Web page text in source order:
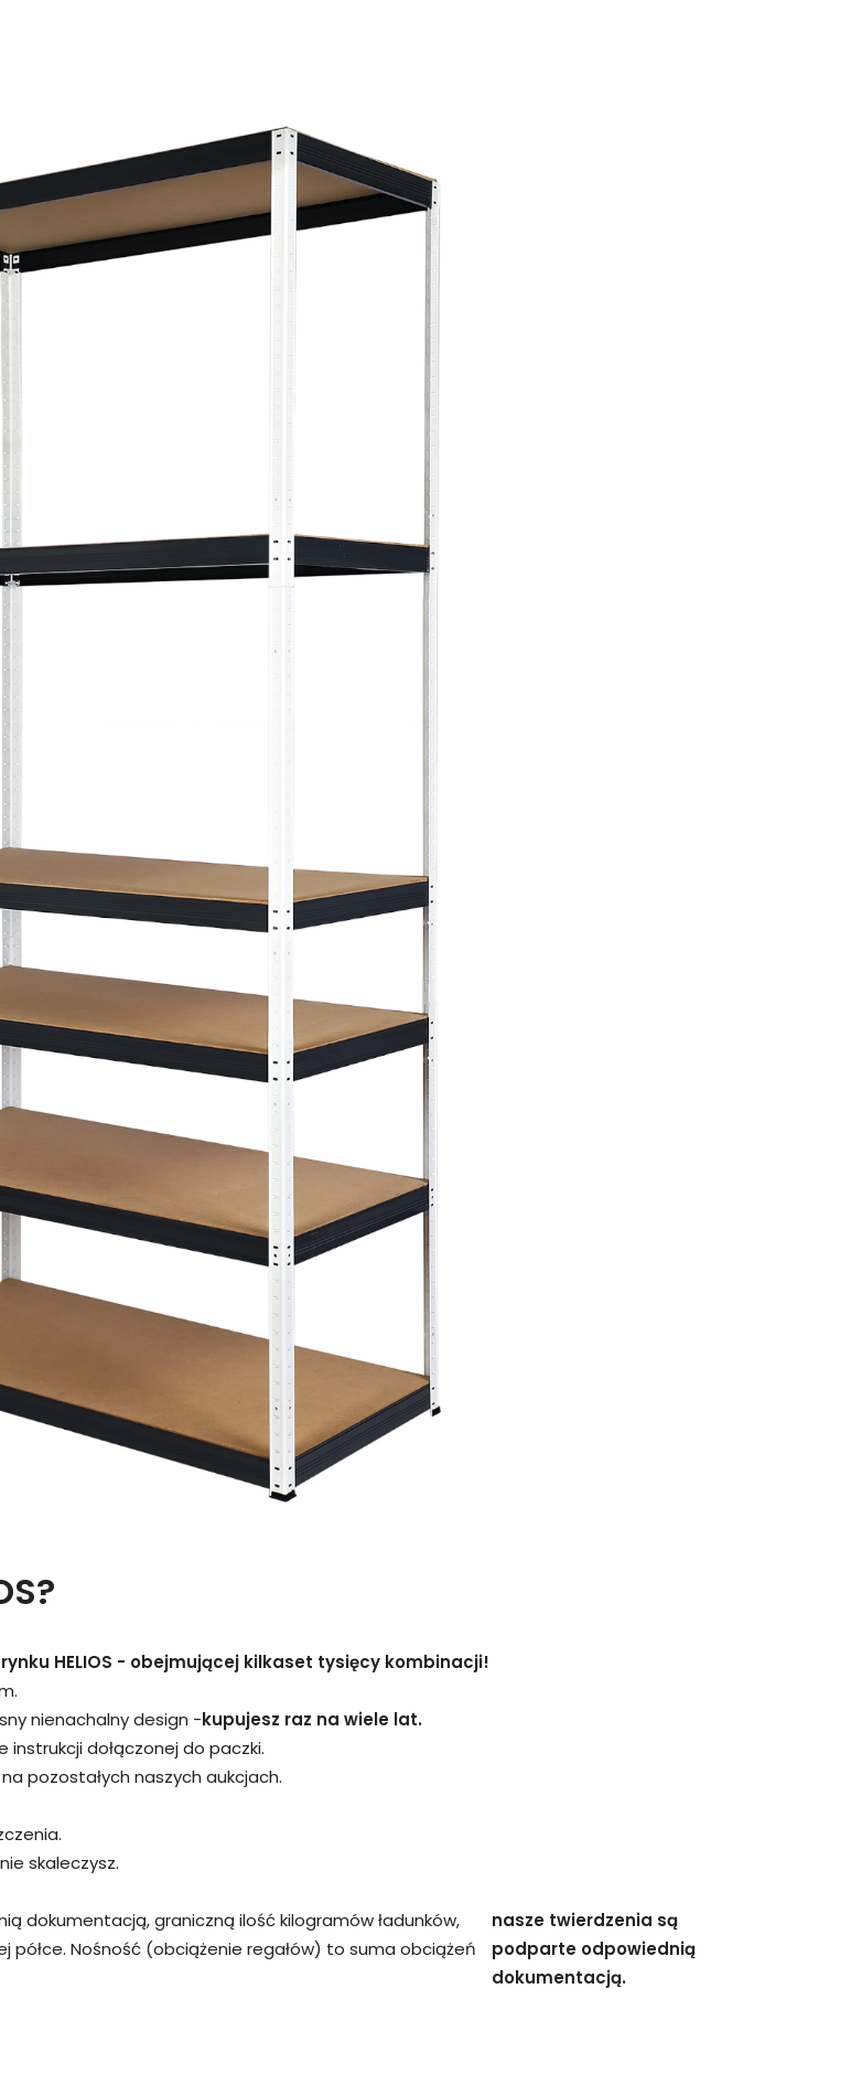
HELIOS - obejmującej kilkaset tysięcy kombinacji!
nienachalny design -kupujesz raz na wiele lat.
instrukcji dołączonej do paczki.
pozostałych naszych aukcjach.
skaleczysz.
dokumentacją, graniczną ilość kilogramów ładunków,
Nośność (obciążenie regałów) to suma obciążeń
nasze twierdzenia są
podparte odpowiednią
dokumentacją.